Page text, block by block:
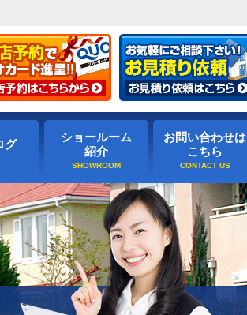
グ
ショールーム
紹介
お問い合わせは
こちら